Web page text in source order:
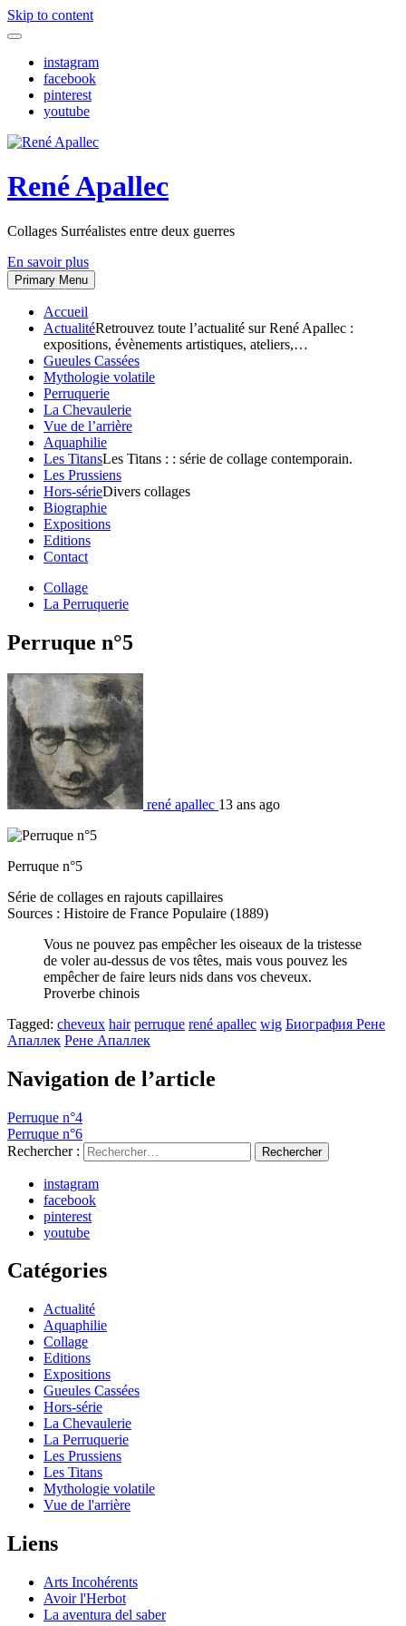
Skip to content
instagram
facebook
pinterest
youtube
René Apallec
Collages Surréalistes entre deux guerres
En savoir plus
Primary Menu
Accueil
ActualitéRetrouvez toute l’actualité sur René Apallec :
expositions, évènements artistiques, ateliers,…
Gueules Cassées
Mythologie volatile
Perruquerie
La Chevaulerie
Vue de l’arrière
Aquaphilie
Les TitansLes Titans : : série de collage contemporain.
Les Prussiens
Hors-sérieDivers collages
Biographie
Expositions
Editions
Contact
Collage
La Perruquerie
Perruque n°5
rené apallec 13 ans ago
Perruque n°5
Série de collages en rajouts capillaires
Sources : Histoire de France Populaire (1889)
Vous ne pouvez pas empêcher les oiseaux de la tristesse
de voler au-dessus de vos têtes, mais vous pouvez les
empêcher de faire leurs nids dans vos cheveux.
Proverbe chinois
Tagged: cheveux hair perruque rené apallec wig Биография Рене
Апаллек Рене Апаллек
Navigation de l’article
Perruque n°4
Perruque n°6
Rechercher :
instagram
facebook
pinterest
youtube
Catégories
Actualité
Aquaphilie
Collage
Editions
Expositions
Gueules Cassées
Hors-série
La Chevaulerie
La Perruquerie
Les Prussiens
Les Titans
Mythologie volatile
Vue de l'arrière
Liens
Arts Incohérents
Avoir l'Herbot
La aventura del saber